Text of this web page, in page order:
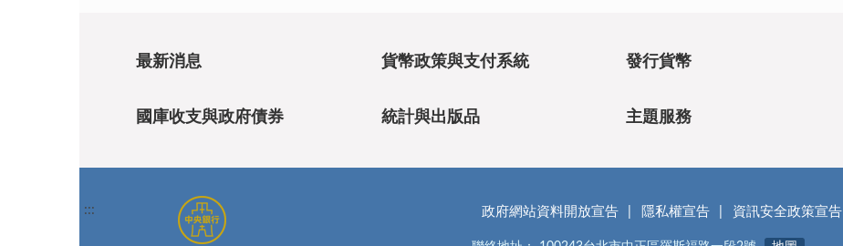
最新消息 貨幣政策與支付系統 發行貨幣
國庫收支與政府債券 統計與出版品 主題服務
::: 政府網站資料開放宣告 隱私權宣告 資訊安全政策宣告